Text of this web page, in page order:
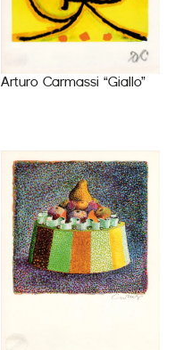
Arturo Carmassi “Giallo”